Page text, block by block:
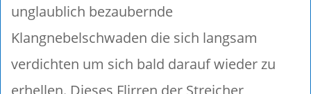
unglaublich bezaubernde
Klangnebelschwaden die sich langsam
verdichten um sich bald darauf wieder zu